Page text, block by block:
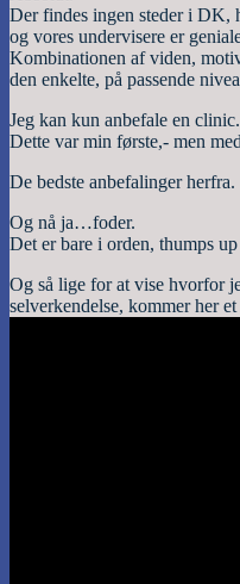
Der findes ingen steder i DK,
og vores undervisere er
Kombinationen af viden,
den enkelte, på passende
Jeg kan kun anbefale en clinic.
Dette var min første,- men
De bedste anbefalinger herfra.
Og nå ja…foder.
Det er bare i orden, thumps
Og så lige for at vise hvorfor
selverkendelse, kommer her